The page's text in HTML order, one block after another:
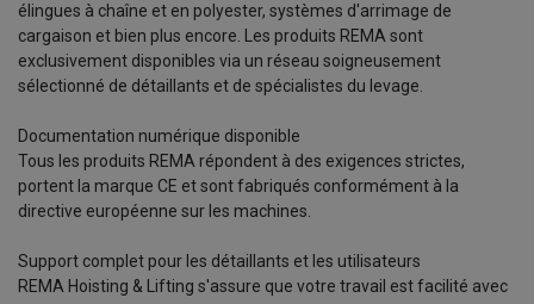
élingues à chaîne et en polyester, systèmes d'arrimage de
cargaison et bien plus encore. Les produits REMA sont
exclusivement disponibles via un réseau soigneusement
sélectionné de détaillants et de spécialistes du levage.
Documentation numérique disponible
Tous les produits REMA répondent à des exigences strictes,
portent la marque CE et sont fabriqués conformément à la
directive européenne sur les machines.
Support complet pour les détaillants et les utilisateurs
REMA Hoisting & Lifting s'assure que votre travail est facilité avec